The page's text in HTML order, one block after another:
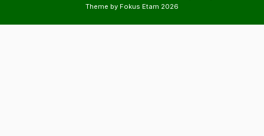
Theme by Fokus Etam 2026